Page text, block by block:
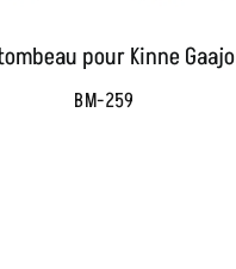
pour Kinne Gaajo
BM-259